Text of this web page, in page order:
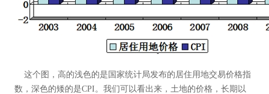
这个图，高的浅色的是国家统计局发布的居住用地交易价格指
数，深色的矮的是CPI。我们可以看出来，土地的价格，长期以